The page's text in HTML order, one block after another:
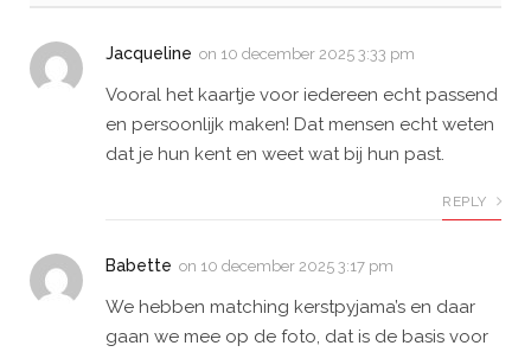
Jacqueline on 10 december 2025 3:33 pm
Vooral het kaartje voor iedereen echt passend
en persoonlijk maken! Dat mensen echt weten
dat je hun kent en weet wat bij hun past.
REPLY
Babette on 10 december 2025 3:17 pm
We hebben matching kerstpyjama’s en daar
gaan we mee op de foto, dat is de basis voor